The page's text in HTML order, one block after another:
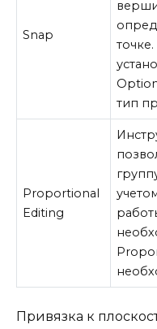
Snap
тип
Proportional
Editing
Привязка к